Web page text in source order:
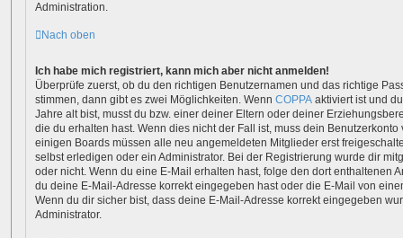
Administration.
Nach oben
Ich habe mich registriert, kann mich aber nicht anmelden!
Überprüfe zuerst, ob du den richtigen Benutzernamen und das richtige
stimmen, dann gibt es zwei Möglichkeiten. Wenn COPPA aktiviert ist und
Jahre alt bist, musst du bzw. einer deiner Eltern oder deiner
die du erhalten hast. Wenn dies nicht der Fall ist, muss dein
einigen Boards müssen alle neu angemeldeten Mitglieder erst
selbst erledigen oder ein Administrator. Bei der Registrierung wurde dir
oder nicht. Wenn du eine E-Mail erhalten hast, folge den dort enthaltenen
du deine E-Mail-Adresse korrekt eingegeben hast oder die E-Mail von
Wenn du dir sicher bist, dass deine E-Mail-Adresse korrekt eingegeben
Administrator.